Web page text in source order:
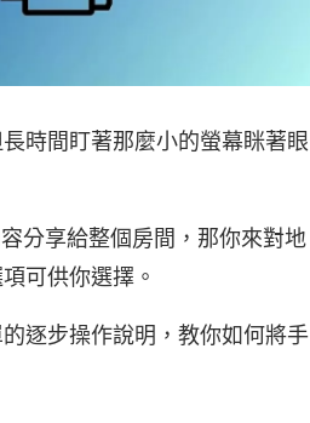
時間盯著那麼小的螢幕眯著眼
分享給整個房間，那你來對地
可供你選擇。
逐步操作說明，教你如何將手